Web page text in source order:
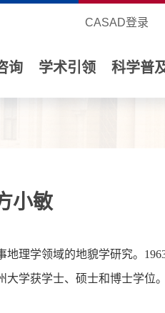
CASAD登录
询 学术引领 科学普
小敏
地理学领域的地貌学研究。
大学获学士、硕士和博士学位